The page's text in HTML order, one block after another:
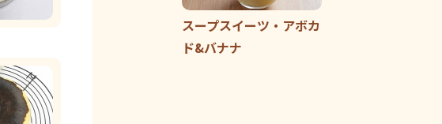
スープスイーツ・アボカ
ド&バナナ